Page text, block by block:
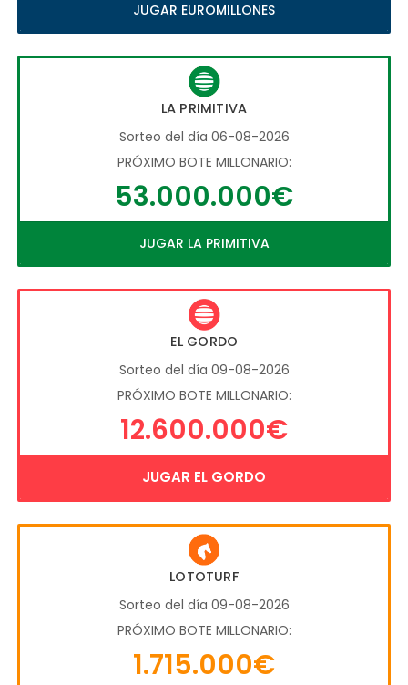
JUGAR EUROMILLONES
LA PRIMITIVA
Sorteo del día 06-08-2026
PRÓXIMO BOTE MILLONARIO:
53.000.000€
JUGAR LA PRIMITIVA
EL GORDO
Sorteo del día 09-08-2026
PRÓXIMO BOTE MILLONARIO:
12.600.000€
JUGAR EL GORDO
LOTOTURF
Sorteo del día 09-08-2026
PRÓXIMO BOTE MILLONARIO:
1.715.000€